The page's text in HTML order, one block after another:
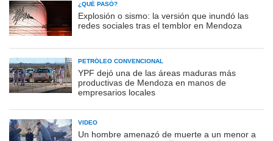
¿QUÉ PASÓ?
Explosión o sismo: la versión que inundó las
redes sociales tras el temblor en Mendoza
PETRÓLEO CONVENCIONAL
YPF dejó una de las áreas maduras más
productivas de Mendoza en manos de
empresarios locales
VIDEO
Un hombre amenazó de muerte a un menor a